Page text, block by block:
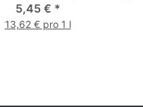
Sprühdose 400 ml
5,45 € *
13,62 € pro 1 l